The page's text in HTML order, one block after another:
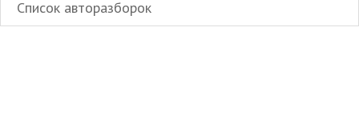
Список авторазборок